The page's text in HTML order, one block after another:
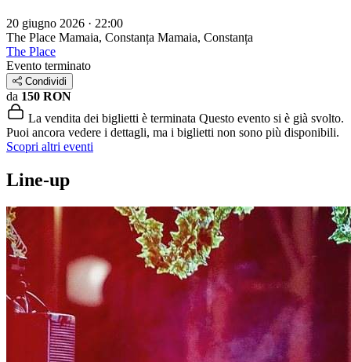
20 giugno 2026 · 22:00
The Place Mamaia, Constanța Mamaia, Constanța
The Place
Evento terminato
Condividi
da 150 RON
La vendita dei biglietti è terminata Questo evento si è già svolto.
Puoi ancora vedere i dettagli, ma i biglietti non sono più disponibili.
Scopri altri eventi
Line-up